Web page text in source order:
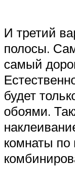
И третий
полосы.
самый
будет
обоями.
комнаты по